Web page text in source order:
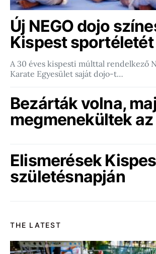
Új NEGO dojo
Kispest sportéletét
A 30 éves kispesti múlttal rendelkező
Karate Egyesület saját dojo-t…
Bezárták volna,
megmenekültek
Elismerések
születésnapján
THE LATEST